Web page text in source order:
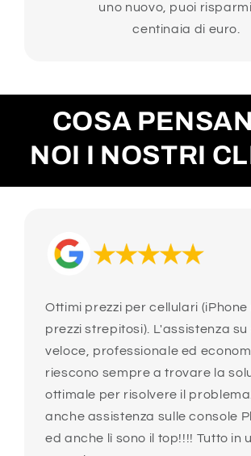
uno nuovo, puoi
centinaia di euro.
COSA
NOI I NOSTRI
Ottimi prezzi per cellulari (iPhone
prezzi strepitosi). L'assistenza
veloce, professionale ed
riescono sempre a trovare la
ottimale per risolvere il
anche assistenza sulle console
ed anche lì sono il top!!!! Tutto in